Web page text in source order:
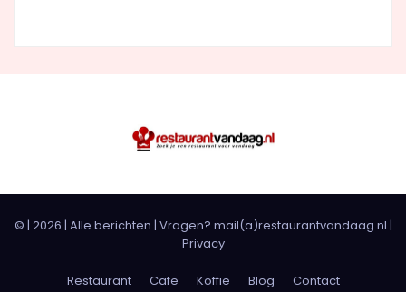
© | 2026 | Alle berichten | Vragen? mail(a)restaurantvandaag.nl |
Privacy
Restaurant Cafe Koffie Blog Contact